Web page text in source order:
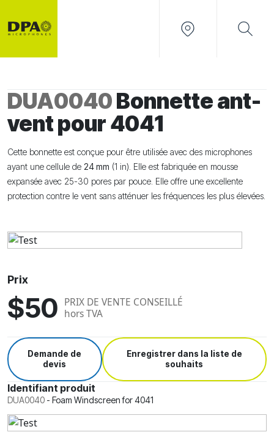
DUA0040Bonnette ant-
vent pour 4041
Cette bonnette est conçue pour être utilisée avec des microphones
ayant une cellule de 24 mm (1 in). Elle est fabriquée en mousse
expansée avec 25-30 pores par pouce. Elle offre une excellente
protection contre le vent sans atténuer les fréquences les plus élevées.
Prix
$50 PRIX DE VENTE CONSEILLÉ
hors TVA
Demande de
devis
Enregistrer dans la liste de
souhaits
Identifiant produit
DUA0040 - Foam Windscreen for 4041